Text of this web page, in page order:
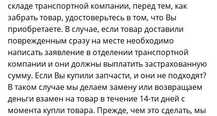
складе транспортной компании, перед тем, как
забрать товар, удостоверьтесь в том, что Вы
приобретаете. В случае, если товар доставили
поврежденным сразу на месте необходимо
написать заявление в отделении транспортной
компании и они должны выплатить застрахованную
сумму. Если Вы купили запчасти, и они не подходят?
В таком случае мы делаем замену или возвращаем
деньги взамен на товар в течение 14-ти дней с
момента купли товара. Прежде, чем это сделать, мы